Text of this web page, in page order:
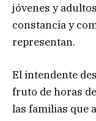
jóvenes y
constancia y
representan.
El intendente
fruto de horas
las familias que